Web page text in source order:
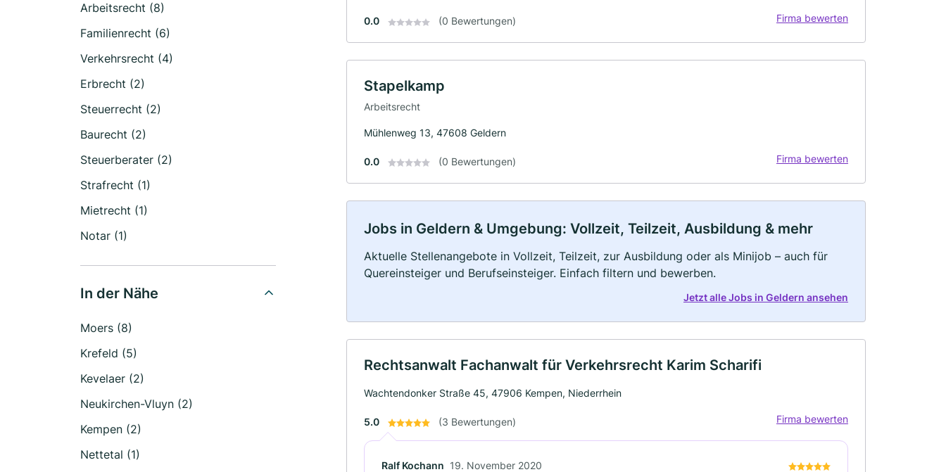
Arbeitsrecht (8)
Familienrecht (6)
Verkehrsrecht (4)
Erbrecht (2)
Steuerrecht (2)
Baurecht (2)
Steuerberater (2)
Strafrecht (1)
Mietrecht (1)
Notar (1)
In der Nähe
Moers (8)
Krefeld (5)
Kevelaer (2)
Neukirchen-Vluyn (2)
Kempen (2)
Nettetal (1)
0.0 (0 Bewertungen) Firma bewerten
Stapelkamp
Arbeitsrecht
Mühlenweg 13, 47608 Geldern
0.0 (0 Bewertungen) Firma bewerten
Jobs in Geldern & Umgebung: Vollzeit, Teilzeit, Ausbildung & mehr
Aktuelle Stellenangebote in Vollzeit, Teilzeit, zur Ausbildung oder als Minijob – auch für
Quereinsteiger und Berufseinsteiger. Einfach filtern und bewerben.
Jetzt alle Jobs in Geldern ansehen
Rechtsanwalt Fachanwalt für Verkehrsrecht Karim Scharifi
Wachtendonker Straße 45, 47906 Kempen, Niederrhein
5.0 (3 Bewertungen) Firma bewerten
Ralf Kochann 19. November 2020